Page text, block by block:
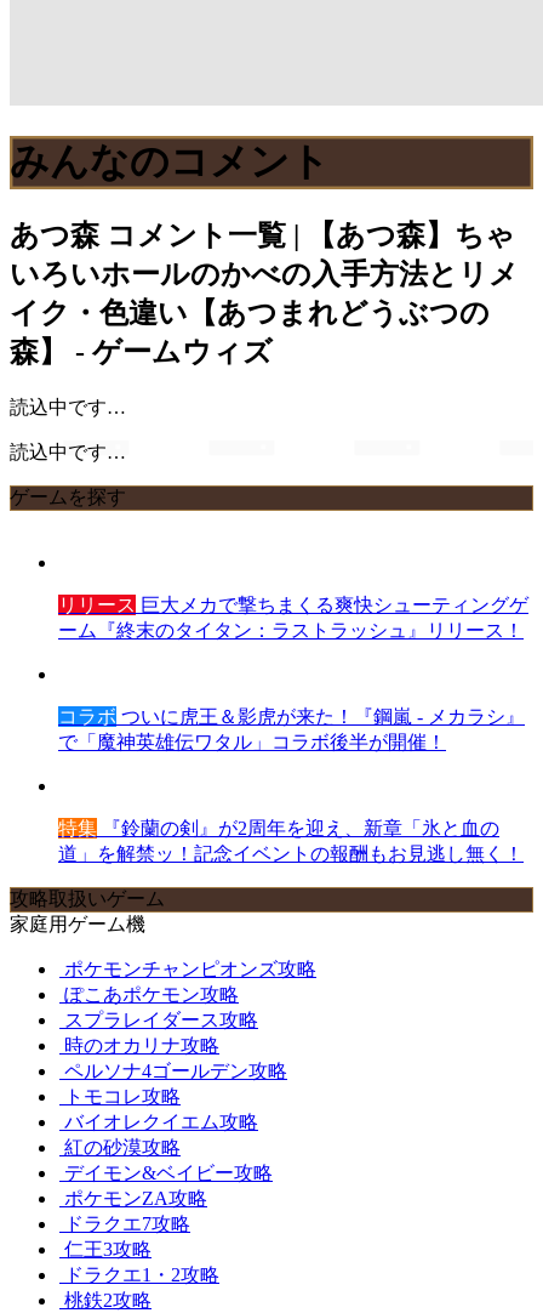
みんなのコメント
あつ森 コメント一覧 | 【あつ森】ちゃ
いろいホールのかべの入手方法とリメ
イク・色違い【あつまれどうぶつの
森】 - ゲームウィズ
読込中です…
読込中です…
ゲームを探す
リリース 巨大メカで撃ちまくる爽快シューティングゲ
ーム『終末のタイタン：ラストラッシュ』リリース！
コラボ ついに虎王＆影虎が来た！『鋼嵐 - メカラシ』
で「魔神英雄伝ワタル」コラボ後半が開催！
特集 『鈴蘭の剣』が2周年を迎え、新章「氷と血の
道」を解禁ッ！記念イベントの報酬もお見逃し無く！
攻略取扱いゲーム
家庭用ゲーム機
ポケモンチャンピオンズ攻略
ぽこあポケモン攻略
スプラレイダース攻略
時のオカリナ攻略
ペルソナ4ゴールデン攻略
トモコレ攻略
バイオレクイエム攻略
紅の砂漠攻略
デイモン&ベイビー攻略
ポケモンZA攻略
ドラクエ7攻略
仁王3攻略
ドラクエ1・2攻略
桃鉄2攻略